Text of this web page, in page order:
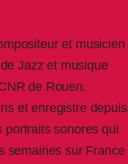
et musicien
Jazz et musique
de Rouen.
et enregistre depuis
portraits sonores qui
semaines sur France